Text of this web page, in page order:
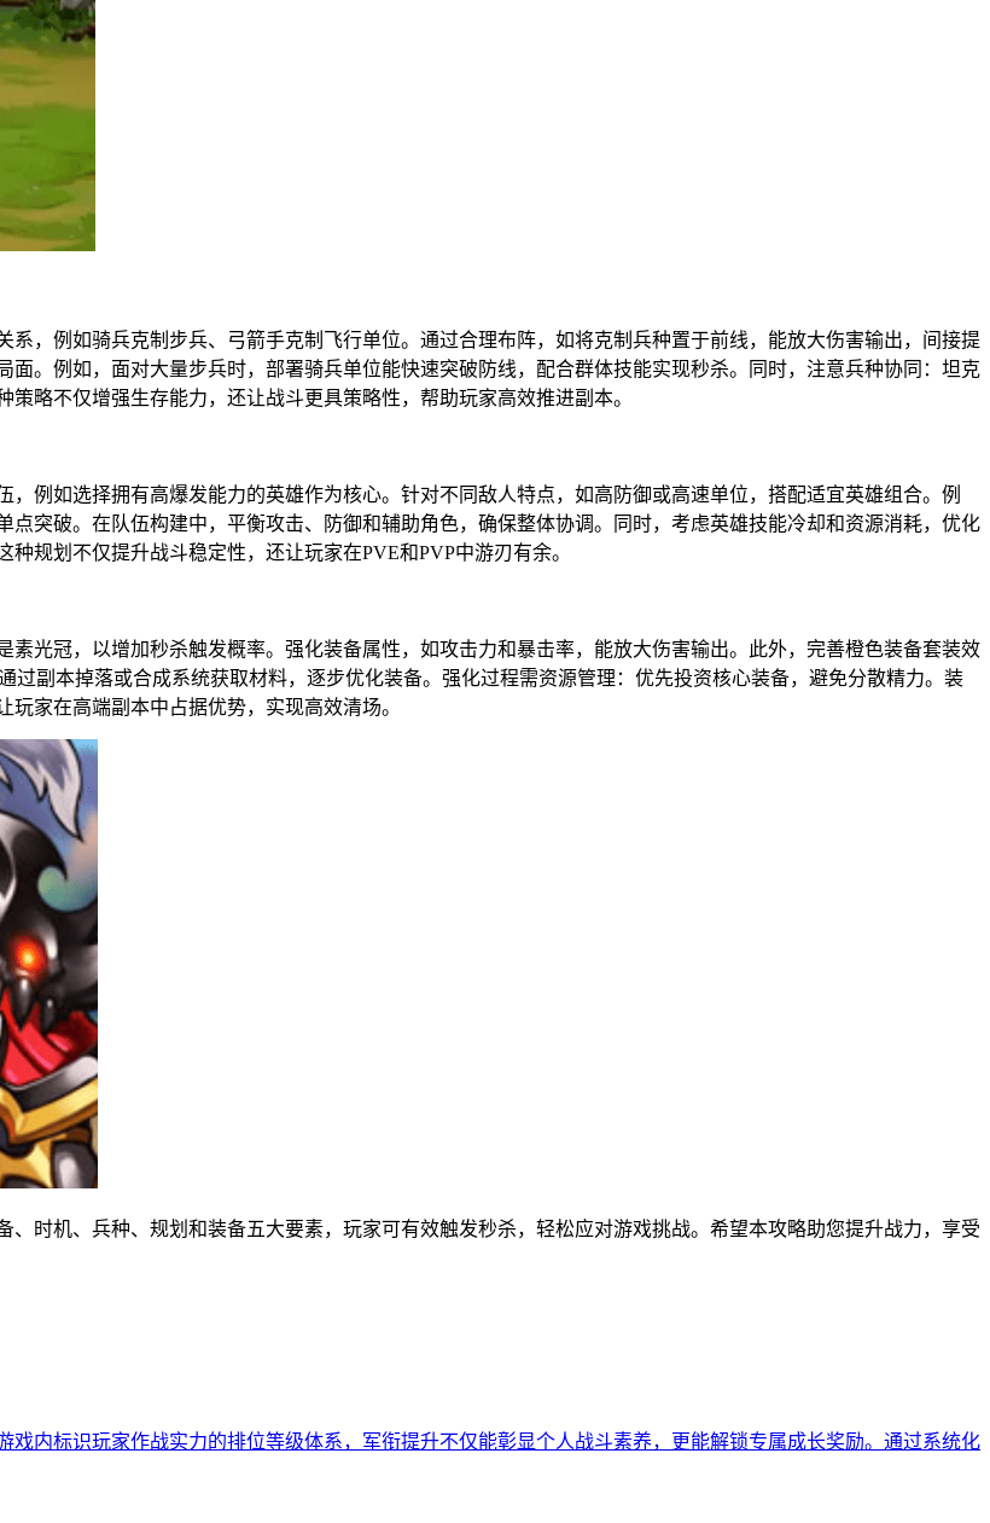
，例如骑兵克制步兵、弓箭手克制飞行单位。通过合理布阵，如将克制兵种置于前线，能放大伤害输出，间接提
。例如，面对大量步兵时，部署骑兵单位能快速突破防线，配合群体技能实现秒杀。同时，注意兵种协同：坦克
略不仅增强生存能力，还让战斗更具策略性，帮助玩家高效推进副本。
例如选择拥有高爆发能力的英雄作为核心。针对不同敌人特点，如高防御或高速单位，搭配适宜英雄组合。例
突破。在队伍构建中，平衡攻击、防御和辅助角色，确保整体协调。同时，考虑英雄技能冷却和资源消耗，优化
规划不仅提升战斗稳定性，还让玩家在PVE和PVP中游刃有余。
光冠，以增加秒杀触发概率。强化装备属性，如攻击力和暴击率，能放大伤害输出。此外，完善橙色装备套装效
副本掉落或合成系统获取材料，逐步优化装备。强化过程需资源管理：优先投资核心装备，避免分散精力。装
家在高端副本中占据优势，实现高效清场。
时机、兵种、规划和装备五大要素，玩家可有效触发秒杀，轻松应对游戏挑战。希望本攻略助您提升战力，享受
内标识玩家作战实力的排位等级体系，军衔提升不仅能彰显个人战斗素养，更能解锁专属成长奖励。通过系统化